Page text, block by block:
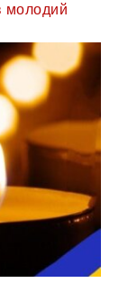
молодий